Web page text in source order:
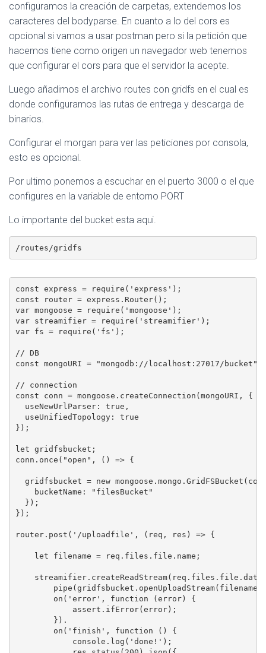
configuramos la creación de carpetas, extendemos los
caracteres del bodyparse. En cuanto a lo del cors es
opcional si vamos a usar postman pero si la petición que
hacemos tiene como origen un navegador web tenemos
que configurar el cors para que el servidor la acepte.
Luego añadimos el archivo routes con gridfs en el cual es
donde configuramos las rutas de entrega y descarga de
binarios.
Configurar el morgan para ver las peticiones por consola,
esto es opcional.
Por ultimo ponemos a escuchar en el puerto 3000 o el que
configures en la variable de entorno PORT
Lo importante del bucket esta aqui.
const express = require('express');
const router = express.Router();
var mongoose = require('mongoose');
var streamifier = require('streamifier');
var fs = require('fs');
// DB
const mongoURI = "mongodb://localhost:27017/bucket";
// connection
const conn = mongoose.createConnection(mongoURI, {
  useNewUrlParser: true,
  useUnifiedTopology: true
});
let gridfsbucket;
conn.once("open", () => {
gridfsbucket = new
    bucketName: "filesBucket"
  });
});
router.post('/uploadfile', (req, res) => {
    let filename = req.files.file.name;
        on('error', function (error) {
            assert.ifError(error);
        }).
        on('finish', function () {
            console.log('done!');